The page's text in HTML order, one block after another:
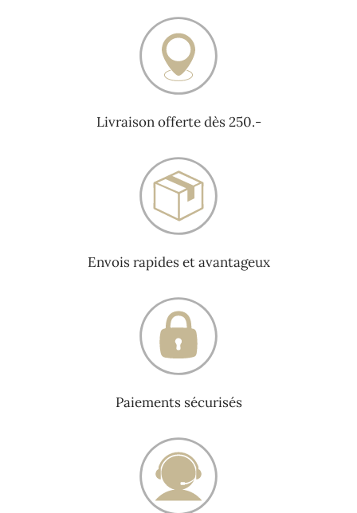
Livraison offerte dès 250.-
Envois rapides et avantageux
Paiements sécurisés